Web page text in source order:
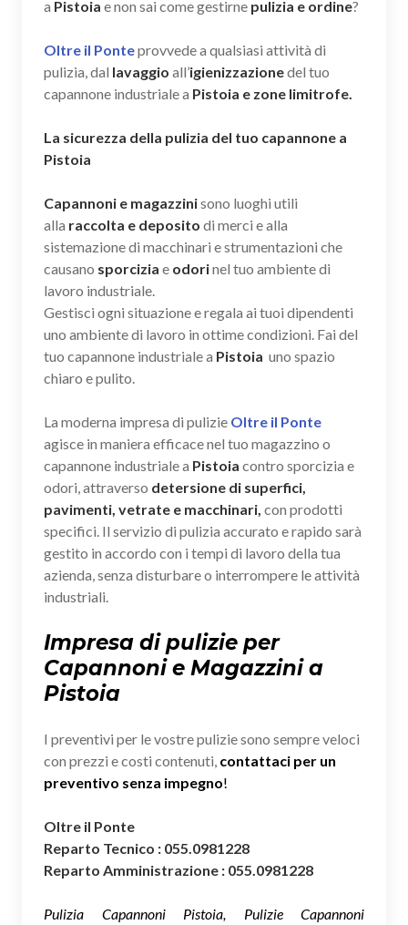
a Pistoia e non sai come gestirne pulizia e ordine?
Oltre il Ponteprovvede a qualsiasi attività di
pulizia, dal lavaggio all’igienizzazionedel tuo
capannone industriale a Pistoia e zone limitrofe.
La sicurezza della pulizia del tuo capannone a
Pistoia
Capannoni e magazzinisono luoghi utili
alla raccolta e deposito di merci e alla
sistemazione di macchinari e strumentazioni che
causano sporcizia e odorinel tuo ambiente di
lavoro industriale.
Gestisci ogni situazione e regala ai tuoi dipendenti
uno ambiente di lavoro in ottime condizioni. Fai del
tuo capannone industriale a Pistoia uno spazio
chiaro e pulito.
La moderna impresa di pulizie Oltre il Ponte
agisce in maniera efficace nel tuo magazzino o
capannone industriale a Pistoia contro sporcizia e
odori, attraverso detersione di superfici,
pavimenti, vetrate e macchinari, con prodotti
specifici. Il servizio di pulizia accurato e rapido sarà
gestito in accordo con i tempi di lavoro della tua
azienda, senza disturbare o interrompere le attività
industriali.
Impresa di pulizie per
Capannoni e Magazzini a
Pistoia
I preventivi per le vostre pulizie sono sempre veloci
con prezzi e costi contenuti, contattaci per un
preventivo senza impegno!
Oltre il Ponte
Reparto Tecnico : 055.0981228
Reparto Amministrazione : 055.0981228
Pulizia Capannoni Pistoia, Pulizie Capannoni